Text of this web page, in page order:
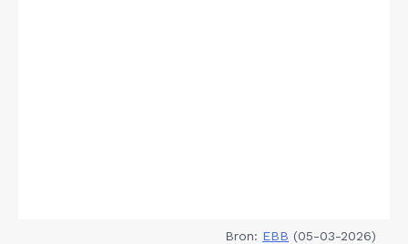
Bron: EBB (05-03-2026)